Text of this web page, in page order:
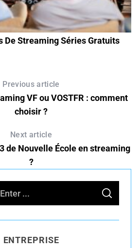
De Streaming Séries Gratuits
Previous article
VF ou VOSTFR : comment
choisir ?
Next article
de Nouvelle École en streaming
?
S
A
C
ENTREPRISE